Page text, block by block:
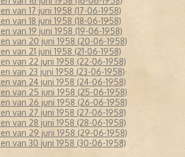
van 17 juni 1958 (17-06-1958)
van 18 juni 1958 (18-06-1958)
van 19 juni 1958 (19-06-1958)
van 20 juni 1958 (20-06-1958)
van 21 juni 1958 (21-06-1958)
van 22 juni 1958 (22-06-1958)
van 23 juni 1958 (23-06-1958)
van 24 juni 1958 (24-06-1958)
van 25 juni 1958 (25-06-1958)
van 26 juni 1958 (26-06-1958)
van 27 juni 1958 (27-06-1958)
van 28 juni 1958 (28-06-1958)
van 29 juni 1958 (29-06-1958)
van 30 juni 1958 (30-06-1958)